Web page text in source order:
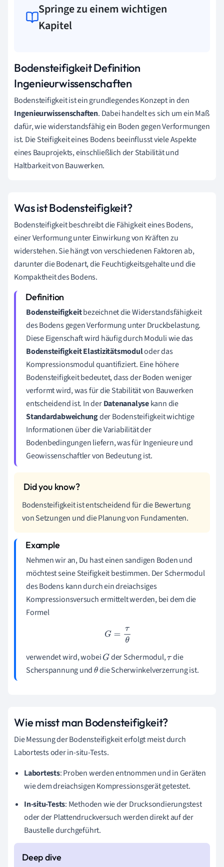
Springe zu einem wichtigen
Kapitel
Bodensteifigkeit Definition
Ingenieurwissenschaften
Bodensteifigkeit ist ein grundlegendes Konzept in den
Ingenieurwissenschaften. Dabei handelt es sich um ein Maß
dafür, wie widerstandsfähig ein Boden gegen Verformungen
ist. Die Steifigkeit eines Bodens beeinflusst viele Aspekte
eines Bauprojekts, einschließlich der Stabilität und
Haltbarkeit von Bauwerken.
Was ist Bodensteifigkeit?
Bodensteifigkeit beschreibt die Fähigkeit eines Bodens,
einer Verformung unter Einwirkung von Kräften zu
widerstehen. Sie hängt von verschiedenen Faktoren ab,
darunter die Bodenart, die Feuchtigkeitsgehalte und die
Kompaktheit des Bodens.
Bodensteifigkeitbezeichnet die Widerstandsfähigkeit
des Bodens gegen Verformung unter Druckbelastung.
Diese Eigenschaft wird häufig durch Moduli wie das
Bodensteifigkeit Elastizitätsmoduloder das
Kompressionsmodul quantifiziert. Eine höhere
Bodensteifigkeit bedeutet, dass der Boden weniger
verformt wird, was für die Stabilität von Bauwerken
entscheidend ist. In derDatenanalysekann die
Standardabweichungder Bodensteifigkeit wichtige
Informationen über die Variabilität der
Bodenbedingungen liefern, was für Ingenieure und
Geowissenschaftler von Bedeutung ist.
Bodensteifigkeit ist entscheidend für die Bewertung
von Setzungen und die Planung von Fundamenten.
Nehmen wir an, Du hast einen sandigen Boden und
möchtest seine Steifigkeit bestimmen. Der Schermodul
des Bodens kann durch ein dreiachsiges
Kompressionsversuch ermittelt werden, bei dem die
Formel
G=τ θ
verwendet wird, wobeiGder Schermodul,τ die
Scherspannung undθdie Scherwinkelverzerrung ist.
Wie misst man Bodensteifigkeit?
Die Messung der Bodensteifigkeit erfolgt meist durch
Labortests oder in-situ-Tests.
Labortests: Proben werden entnommen und in Geräten
wie dem dreiachsigen Kompressionsgerät getestet.
In-situ-Tests: Methoden wie der Drucksondierungstest
oder der Plattendruckversuch werden direkt auf der
Baustelle durchgeführt.